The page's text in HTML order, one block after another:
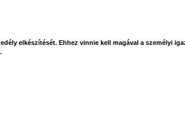
elkészítését. Ehhez vinnie kell magával a személyi